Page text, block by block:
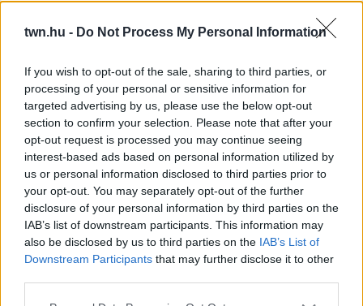
twn.hu - Do Not Process My Personal Information
If you wish to opt-out of the sale, sharing to third parties, or
processing of your personal or sensitive information for
targeted advertising by us, please use the below opt-out
section to confirm your selection. Please note that after your
opt-out request is processed you may continue seeing
interest-based ads based on personal information utilized by
us or personal information disclosed to third parties prior to
your opt-out. You may separately opt-out of the further
disclosure of your personal information by third parties on the
IAB’s list of downstream participants. This information may
also be disclosed by us to third parties on the IAB’s List of
Downstream Participants that may further disclose it to other
19:30
EGYRE TÖBB EMBERNÉL
JELENTKEZIK EZ A HIÁNYÁLLAPOT –
AZ ELSŐ JELEK SZINTE
ÉSZREVEHETETLENEK
Nálad is felléphet
tegnap
HA EZT ÉRZED EVÉS UTÁN,
A SZERVEZETED FONTOS DOLOGRA
PRÓBÁL FIGYELMEZTETNI
Figyelj a jelekre!